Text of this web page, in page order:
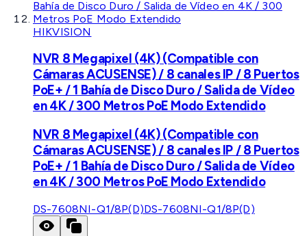
HIKVISION
NVR 8 Megapixel (4K) (Compatible con
Cámaras ACUSENSE) / 8 canales IP / 8 Puertos
PoE+ / 1 Bahía de Disco Duro / Salida de Vídeo
en 4K / 300 Metros PoE Modo Extendido
NVR 8 Megapixel (4K) (Compatible con
Cámaras ACUSENSE) / 8 canales IP / 8 Puertos
PoE+ / 1 Bahía de Disco Duro / Salida de Vídeo
en 4K / 300 Metros PoE Modo Extendido
DS-7608NI-Q1/8P(D)DS-7608NI-Q1/8P(D)